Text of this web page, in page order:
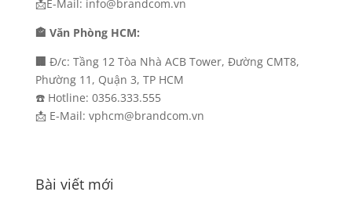
📩E-Mail: info@brandcom.vn
🏤 Văn Phòng HCM:
🏢 Đ/c: Tầng 12 Tòa Nhà ACB Tower, Đường CMT8,
Phường 11, Quận 3, TP HCM
☎️ Hotline: 0356.333.555
📩 E-Mail: vphcm@brandcom.vn
Bài viết mới